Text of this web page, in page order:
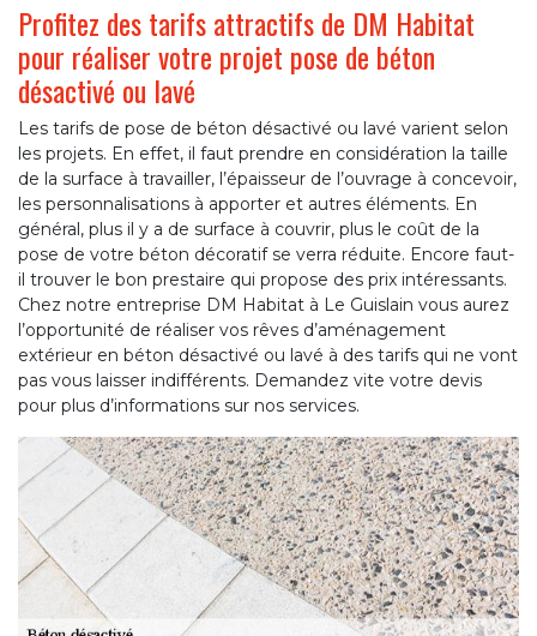
Profitez des tarifs attractifs de DM Habitat
pour réaliser votre projet pose de béton
désactivé ou lavé
Les tarifs de pose de béton désactivé ou lavé varient selon
les projets. En effet, il faut prendre en considération la taille
de la surface à travailler, l’épaisseur de l’ouvrage à concevoir,
les personnalisations à apporter et autres éléments. En
général, plus il y a de surface à couvrir, plus le coût de la
pose de votre béton décoratif se verra réduite. Encore faut-
il trouver le bon prestaire qui propose des prix intéressants.
Chez notre entreprise DM Habitat à Le Guislain vous aurez
l’opportunité de réaliser vos rêves d’aménagement
extérieur en béton désactivé ou lavé à des tarifs qui ne vont
pas vous laisser indifférents. Demandez vite votre devis
pour plus d’informations sur nos services.